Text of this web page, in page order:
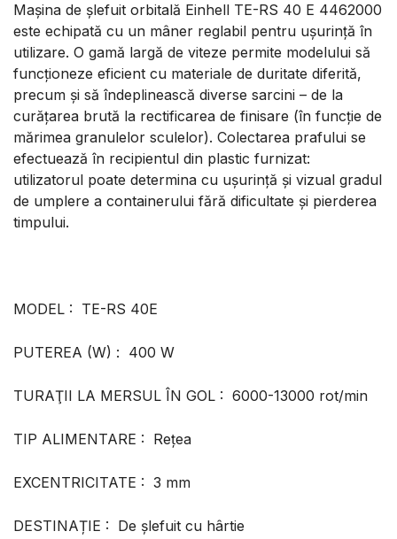
Mașina de șlefuit orbitală Einhell TE-RS 40 E 4462000
este echipată cu un mâner reglabil pentru ușurință în
utilizare. O gamă largă de viteze permite modelului să
funcționeze eficient cu materiale de duritate diferită,
precum și să îndeplinească diverse sarcini – de la
curățarea brută la rectificarea de finisare (în funcție de
mărimea granulelor sculelor). Colectarea prafului se
efectuează în recipientul din plastic furnizat:
utilizatorul poate determina cu ușurință și vizual gradul
de umplere a containerului fără dificultate și pierderea
timpului.
MODEL : TE-RS 40E
PUTEREA (W) : 400 W
TURAŢII LA MERSUL ÎN GOL : 6000-13000 rot/min
TIP ALIMENTARE : Rețea
EXCENTRICITATE : 3 mm
DESTINAȚIE : De şlefuit cu hârtie